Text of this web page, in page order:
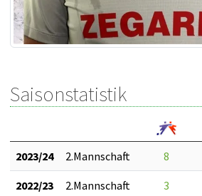
Saisonstatistik
2023/24 2.Mannschaft 8
2022/23 2.Mannschaft 3